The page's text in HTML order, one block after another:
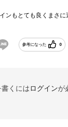
ンもとても良くまさ
参考になった 0
くにはログインが